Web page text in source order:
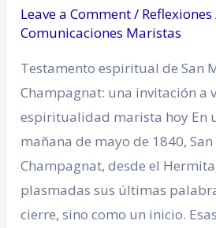
Leave a Comment/ Reflexiones
Comunicaciones Maristas
Testamento espiritual de San
Champagnat: una invitación a
espiritualidad marista hoy En
mañana de mayo de 1840,
Champagnat, desde el
plasmadas sus últimas
cierre, sino como un inicio.